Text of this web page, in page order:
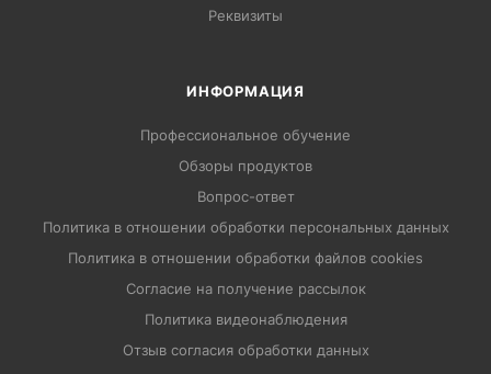
Реквизиты
ИНФОРМАЦИЯ
Профессиональное обучение
Обзоры продуктов
Вопрос-ответ
Политика в отношении обработки персональных данных
Политика в отношении обработки файлов cookies
Согласие на получение рассылок
Политика видеонаблюдения
Отзыв согласия обработки данных